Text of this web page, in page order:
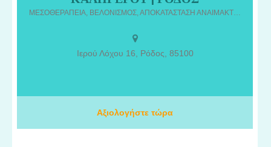
Ισχιαλγία, Τενοντίτιδες, Κατάγματα, Αθλητικές Κακώσεις,
ΜΕΣΟΘΕΡΑΠΕΙΑ, ΒΕΛΟΝΙΣΜΟΣ, ΑΠΟΚΑΤΑΣΤΑΣΗ ΑΝΑΙΜΑΚΤΗ, ΗΛΕΚΤΡΟΛΙΠΟΛΥΣΗ, ΦΥΣΙΑΤΡΟΣ.
Ιερού Λόχου 16, Ρόδος, 85100
Αξιολογήστε τώρα